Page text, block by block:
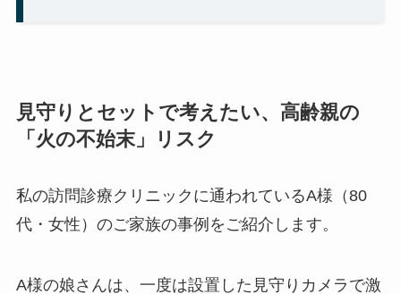
見守りとセットで考えたい、高齢親の
「火の不始末」リスク
私の訪問診療クリニックに通われているA様（80
代・女性）のご家族の事例をご紹介します。
A様の娘さんは、一度は設置した見守りカメラで激